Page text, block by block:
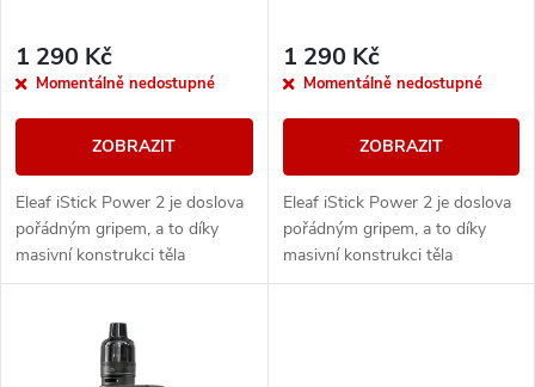
r
o
u
k
r
o
d
u
k
1 290 Kč
Momentálně nedostupné
ZOBRAZIT
Eleaf iStick Power 2 je doslova
pořádným gripem, a to díky
masivní konstrukci těla
potažené kůží a vestavěnou
rychlým 2A...
1 290 Kč
Momentálně nedostupné
ZOBRAZIT
Eleaf iStick Power 2 je doslova
pořádným gripem, a to díky
masivní konstrukci těla
potažené kůží a vestavěnou